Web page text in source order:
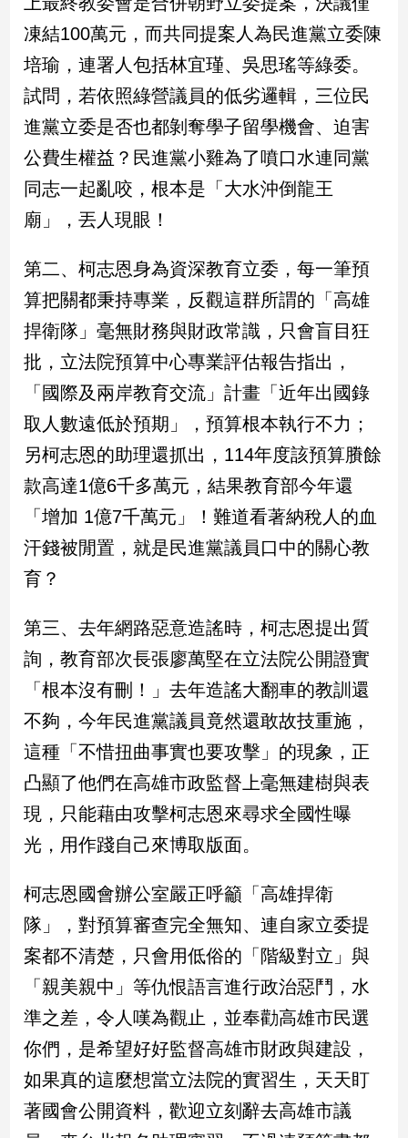
點
兩
岸/
國
際
社
會/
地
方
新
毒
專
區
南
台
灣
觀
點
南
灣
觀
點
娛
樂
娛
樂
星
聞
流
時
追
星
生
活
建
室
內
設
凍結100萬元，而共同提案人為民進黨立委陳
培瑜，連署人包括林宜瑾、吳思瑤等綠委。
試問，若依照綠營議員的低劣邏輯，三位民
進黨立委是否也都剝奪學子留學機會、迫害
公費生權益？民進黨小雞為了噴口水連同黨
同志一起亂咬，根本是「大水沖倒龍王
廟」，丟人現眼！
第二、柯志恩身為資深教育立委，每一筆預
算把關都秉持專業，反觀這群所謂的「高雄
捍衛隊」毫無財務與財政常識，只會盲目狂
批，立法院預算中心專業評估報告指出，
「國際及兩岸教育交流」計畫「近年出國錄
取人數遠低於預期」，預算根本執行不力；
另柯志恩的助理還抓出，114年度該預算賸餘
款高達1億6千多萬元，結果教育部今年還
「增加 1億7千萬元」！難道看著納稅人的血
汗錢被閒置，就是民進黨議員口中的關心教
育？
第三、去年網路惡意造謠時，柯志恩提出質
詢，教育部次長張廖萬堅在立法院公開證實
「根本沒有刪！」去年造謠大翻車的教訓還
不夠，今年民進黨議員竟然還敢故技重施，
這種「不惜扭曲事實也要攻擊」的現象，正
凸顯了他們在高雄市政監督上毫無建樹與表
現，只能藉由攻擊柯志恩來尋求全國性曝
光，用作踐自己來博取版面。
柯志恩國會辦公室嚴正呼籲「高雄捍衛
隊」，對預算審查完全無知、連自家立委提
案都不清楚，只會用低俗的「階級對立」與
「親美親中」等仇恨語言進行政治惡鬥，水
準之差，令人嘆為觀止，並奉勸高雄市民選
你們，是希望好好監督高雄市財政與建設，
如果真的這麼想當立法院的實習生，天天盯
著國會公開資料，歡迎立刻辭去高雄市議